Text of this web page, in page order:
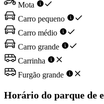
Mota
Carro pequeno
Carro médio
Carro grande
Carrinha
Furgão grande
Horário do parque de